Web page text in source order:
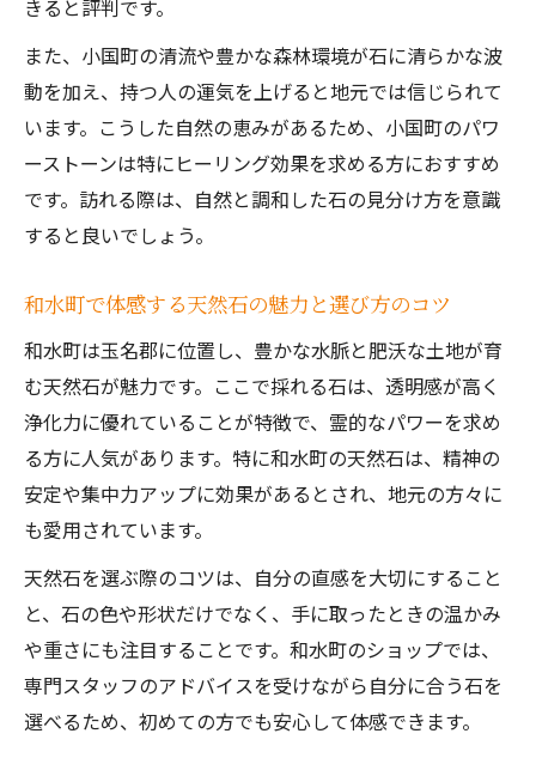
きると評判です。
また、小国町の清流や豊かな森林環境が石に清らかな波
動を加え、持つ人の運気を上げると地元では信じられて
います。こうした自然の恵みがあるため、小国町のパワ
ーストーンは特にヒーリング効果を求める方におすすめ
です。訪れる際は、自然と調和した石の見分け方を意識
すると良いでしょう。
和水町で体感する天然石の魅力と選び方のコツ
和水町は玉名郡に位置し、豊かな水脈と肥沃な土地が育
む天然石が魅力です。ここで採れる石は、透明感が高く
浄化力に優れていることが特徴で、霊的なパワーを求め
る方に人気があります。特に和水町の天然石は、精神の
安定や集中力アップに効果があるとされ、地元の方々に
も愛用されています。
天然石を選ぶ際のコツは、自分の直感を大切にすること
と、石の色や形状だけでなく、手に取ったときの温かみ
や重さにも注目することです。和水町のショップでは、
専門スタッフのアドバイスを受けながら自分に合う石を
選べるため、初めての方でも安心して体感できます。